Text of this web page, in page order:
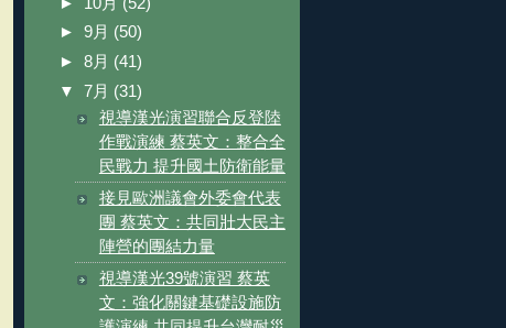
► 9月 (50)
► 8月 (41)
▼ 7月 (31)
視導漢光演習聯合反登陸
作戰演練 蔡英文：整合全
民戰力 提升國土防衛能量
接見歐洲議會外委會代表
團 蔡英文：共同壯大民主
陣營的團結力量
視導漢光39號演習 蔡英
文：強化關鍵基礎設施防